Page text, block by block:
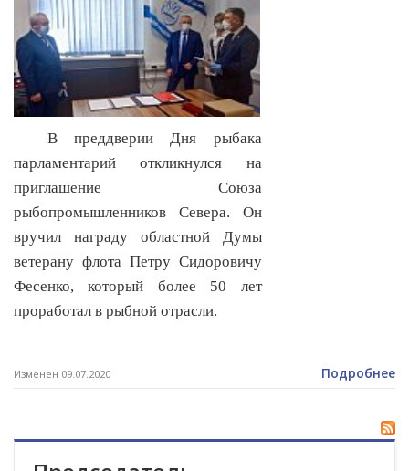
В преддверии Дня рыбака
парламентарий откликнулся на
приглашение Союза
рыбопромышленников Севера. Он
вручил награду областной Думы
ветерану флота Петру Сидоровичу
Фесенко, который более 50 лет
проработал в рыбной отрасли.
Изменен 09.07.2020 Подробнее